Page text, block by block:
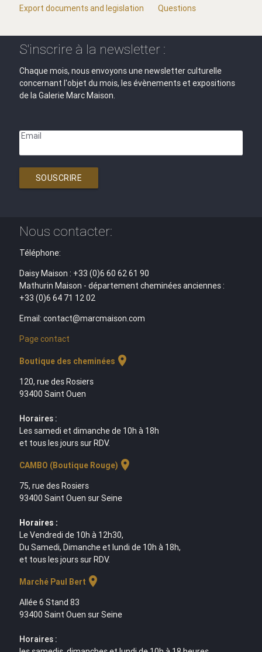
Export documents and legislation
Questions
S'inscrire à la newsletter :
Chaque mois, nous envoyons une newsletter culturelle
concernant l'objet du mois, les évènements et expositions
de la Galerie Marc Maison.
Email
SOUSCRIRE
Nous contacter:
Téléphone:
Daisy Maison : +33 (0)6 60 62 61 90
Mathurin Maison - département cheminées anciennes :
+33 (0)6 64 71 12 02
Email: contact@marcmaison.com
Page contact
Boutique des cheminées location_on
120, rue des Rosiers
93400 Saint Ouen
Horaires :
Les samedi et dimanche de 10h à 18h
et tous les jours sur RDV.
CAMBO (Boutique Rouge) location_on
75, rue des Rosiers
93400 Saint Ouen sur Seine
Horaires :
Le Vendredi de 10h à 12h30,
Du Samedi, Dimanche et lundi de 10h à 18h,
et tous les jours sur RDV.
Marché Paul Bert location_on
Allée 6 Stand 83
93400 Saint Ouen sur Seine
Horaires :